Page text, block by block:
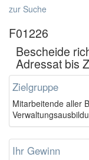
zur Suche
F01226
Bescheide
Adressat bis
Zielgruppe
Mitarbeitende aller
Ihr Gewinn